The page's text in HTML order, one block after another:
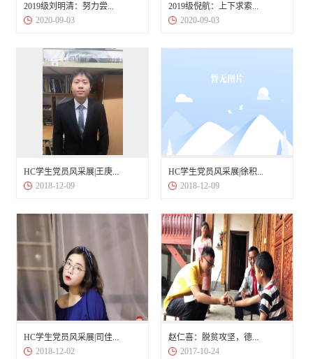
2019级刘明清：努力尝...
2020-09-03
2019级倪航：上下求索...
2020-09-03
HC学生党员风采展|王庚...
2018-12-09
HC学生党员风采展|徐积...
2018-12-09
HC学生党员风采展|司佳...
2018-12-02
赵仁喜：脱贫攻坚，德...
2017-10-24